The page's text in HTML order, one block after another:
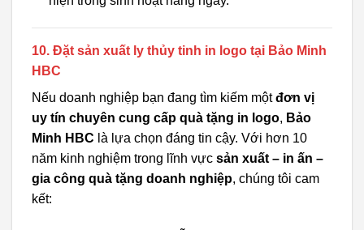
10. Đặt sản xuất ly thủy tinh in logo tại Bảo Minh
HBC
Nếu doanh nghiệp bạn đang tìm kiếm mộtđơn vị
uy tín chuyên cung cấp quà tặng in logo, Bảo
Minh HBC là lựa chọn đáng tin cậy. Với hơn 10
năm kinh nghiệm trong lĩnh vực sản xuất – in ấn –
gia công quà tặng doanh nghiệp, chúng tôi cam
kết: